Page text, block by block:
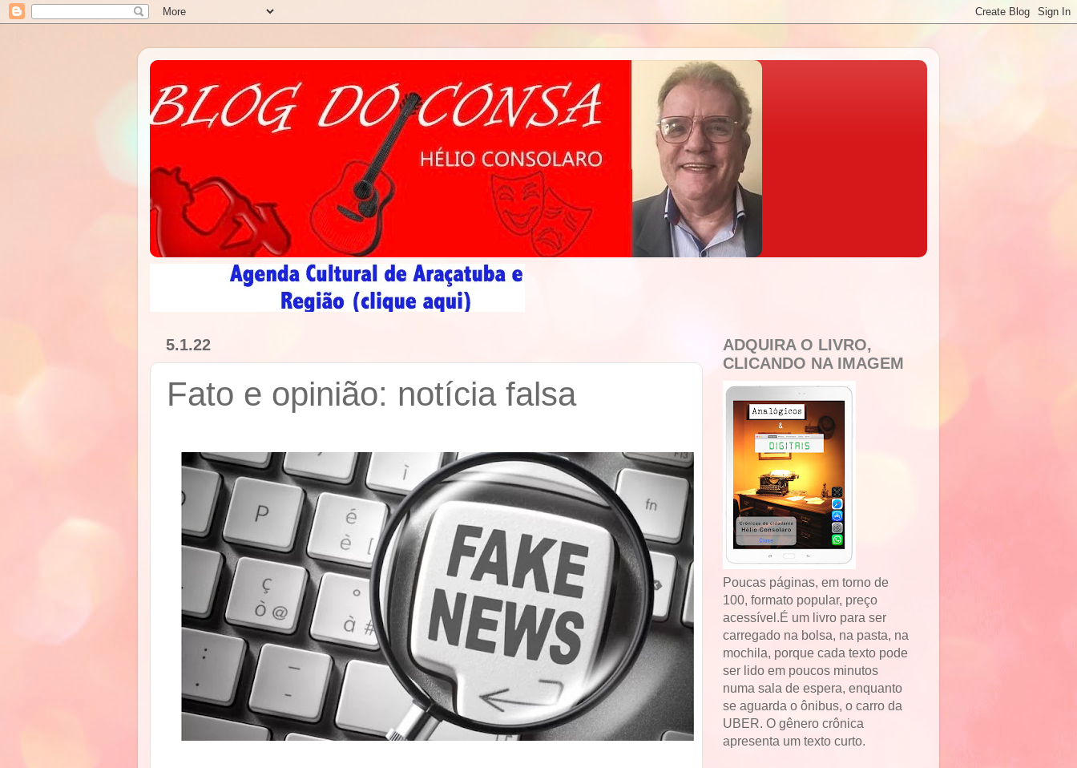
5.1.22
Fato e opinião: notícia falsa
ADQUIRA O LIVRO,
CLICANDO NA IMAGEM
Poucas páginas, em torno de
100, formato popular, preço
acessível.É um livro para ser
carregado na bolsa, na pasta, na
mochila, porque cada texto pode
ser lido em poucos minutos
numa sala de espera, enquanto
se aguarda o ônibus, o carro da
UBER. O gênero crônica
apresenta um texto curto.